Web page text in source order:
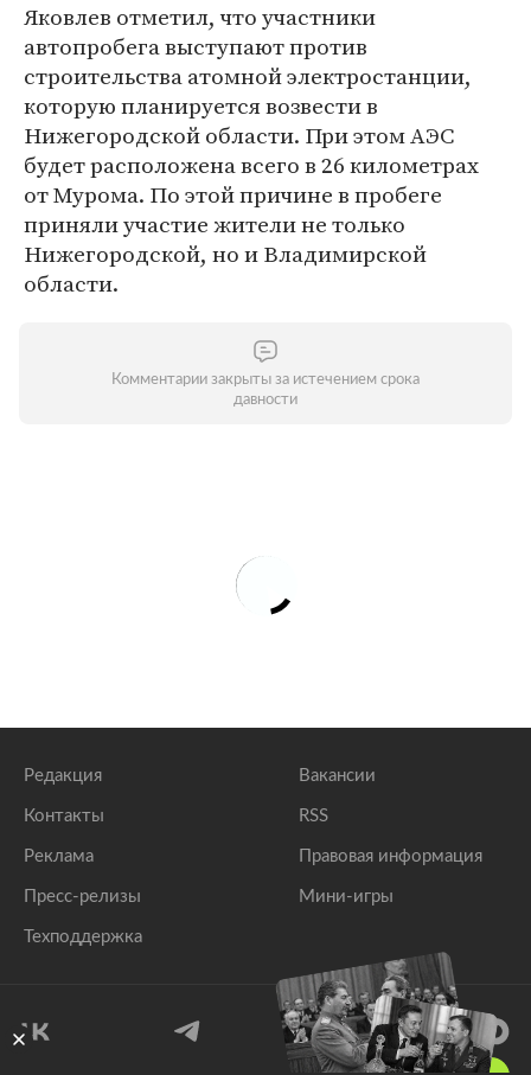
Яковлев отметил, что участники
автопробега выступают против
строительства атомной электростанции,
которую планируется возвести в
Нижегородской области. При этом АЭС
будет расположена всего в 26 километрах
от Мурома. По этой причине в пробеге
приняли участие жители не только
Нижегородской, но и Владимирской
области.
Комментарии закрыты за истечением срока
давности
Редакция
Контакты
Реклама
Пресс-релизы
Техподдержка
Вакансии
RSS
Правовая информация
Мини-игры